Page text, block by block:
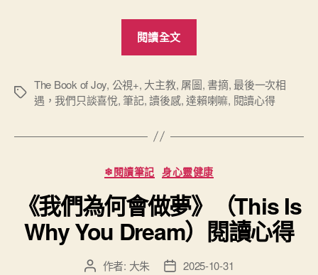
閱讀全文
次
相
我
們
只
談
喜
悅》
（The
標
The Book of Joy, 公視+, 大主教, 屠圖, 書摘, 最後一次相
遇，我們只談喜悅,筆記,讀後感,達賴喇嘛, 閱讀心得
分
類
❄閱讀筆記 身心靈健康
《我們為何會做夢》（This Is
Why You Dream）閱讀心得
文 作者: 大朱
文 2025-10-31